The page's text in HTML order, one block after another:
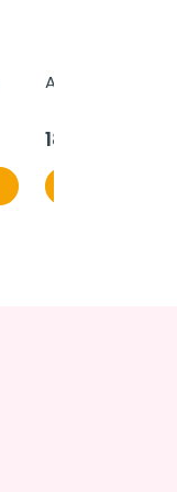
Alegron, 30
18,95 €